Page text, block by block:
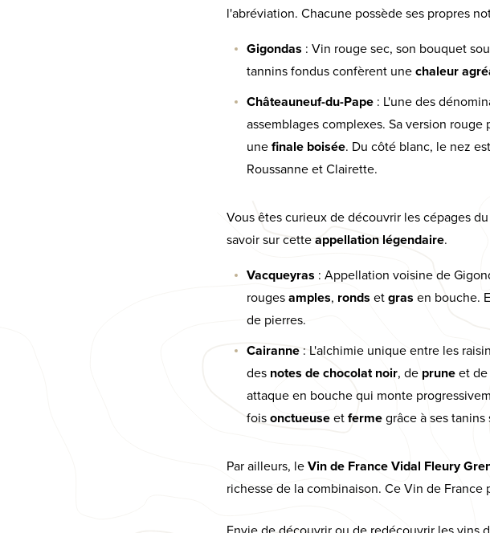
l'abréviation. Chacune possède ses propres
Gigondas : Vin rouge sec, son bouquet
tannins fondus confèrent une chaleur
Châteauneuf-du-Pape : L'une des
assemblages complexes. Sa version
une finale boisée. Du côté blanc, le nez est
Roussanne et Clairette.
Vous êtes curieux de découvrir les cépages du
savoir sur cette appellation légendaire.
Vacqueyras : Appellation voisine de
rouges amples, ronds et gras en bouche.
de pierres.
Cairanne : L'alchimie unique entre les
des notes de chocolat noir, de prune et de
attaque en bouche qui monte
fois onctueuse et ferme grâce à ses tanins
Par ailleurs, le Vin de France Vidal Fleury
richesse de la combinaison. Ce Vin de